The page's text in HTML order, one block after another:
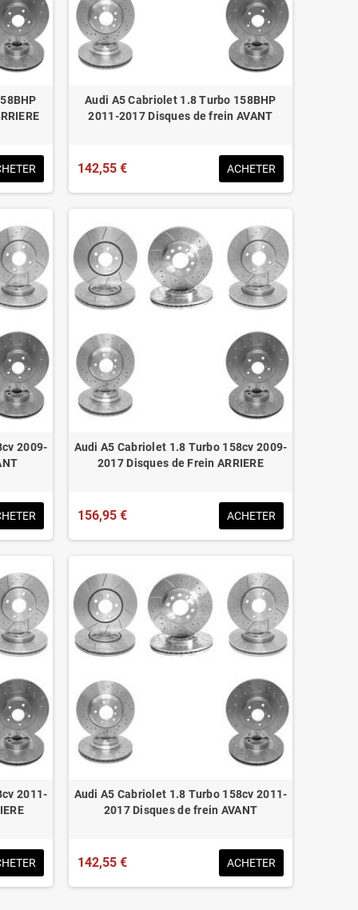
Audi A5 Cabriolet 1.8 Turbo 158BHP
2011-2017 Disques de frein AVANT
142,55 € ACHETER
2009-
Audi A5 Cabriolet 1.8 Turbo 158cv 2009-
2017 Disques de Frein ARRIERE
156,95 € ACHETER
2011-
Audi A5 Cabriolet 1.8 Turbo 158cv 2011-
2017 Disques de frein AVANT
142,55 € ACHETER